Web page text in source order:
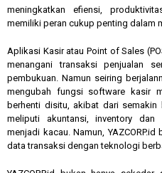
meningkatkan efiensi,
memiliki peran cukup penting dalam
Aplikasi Kasir atau Point of Sales
menangani transaksi penjualan
pembukuan. Namun seiring
mengubah fungsi software kasir
berhenti disitu, akibat dari
meliputi akuntansi, inventory
menjadi kacau. Namun,
data transaksi dengan teknologi